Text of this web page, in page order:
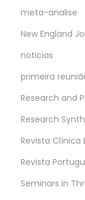
meta-analise
New England
noticias
primeira
Research and
Research
Revista Clínica
Revista
Seminars in